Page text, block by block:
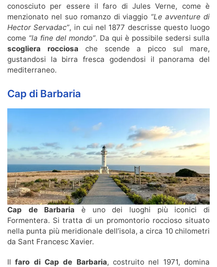
conosciuto per essere il faro di Jules Verne, come è
menzionato nel suo romanzo di viaggio “Le avventure di
Hector Servadac”, in cui nel 1877 descrisse questo luogo
come “la fine del mondo”. Da qui è possibile sedersi sulla
scogliera rocciosa che scende a picco sul mare,
gustandosi la birra fresca godendosi il panorama del
mediterraneo.
Cap di Barbaria
Cap de Barbaria è uno dei luoghi più iconici di
Formentera. Si tratta di un promontorio roccioso situato
nella punta più meridionale dell’isola, a circa 10 chilometri
da Sant Francesc Xavier.
Ilfaro di Cap de Barbaria, costruito nel 1971, domina